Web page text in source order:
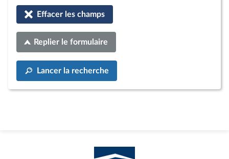
Effacer les champs
Replier le formulaire
Lancer la recherche